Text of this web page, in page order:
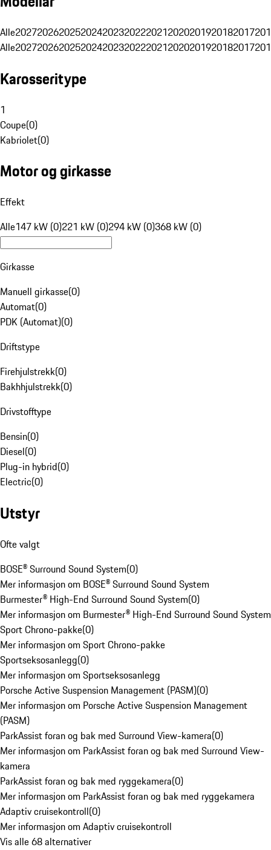
Alle20272026202520242023202220212020201920182017
Alle20272026202520242023202220212020201920182017
Karosseritype
1
Coupe(0)
Kabriolet(0)
Motor og girkasse
Effekt
Alle147 kW (0)221 kW (0)294 kW (0)368 kW (0)
Girkasse
Manuell girkasse(0)
Automat(0)
PDK (Automat)(0)
Driftstype
Firehjulstrekk(0)
Bakhhjulstrekk(0)
Drivstofftype
Bensin(0)
Diesel(0)
Plug-in hybrid(0)
Electric(0)
Utstyr
Ofte valgt
BOSE® Surround Sound System(0)
Mer informasjon om BOSE® Surround Sound System
Burmester® High-End Surround Sound System(0)
Mer informasjon om Burmester® High-End Surround Sound System
Sport Chrono-pakke(0)
Mer informasjon om Sport Chrono-pakke
Sportseksosanlegg(0)
Mer informasjon om Sportseksosanlegg
Porsche Active Suspension Management (PASM)(0)
Mer informasjon om Porsche Active Suspension Management
(PASM)
ParkAssist foran og bak med Surround View-kamera(0)
Mer informasjon om ParkAssist foran og bak med Surround View-
kamera
ParkAssist foran og bak med ryggekamera(0)
Mer informasjon om ParkAssist foran og bak med ryggekamera
Adaptiv cruisekontroll(0)
Mer informasjon om Adaptiv cruisekontroll
Vis alle 68 alternativer